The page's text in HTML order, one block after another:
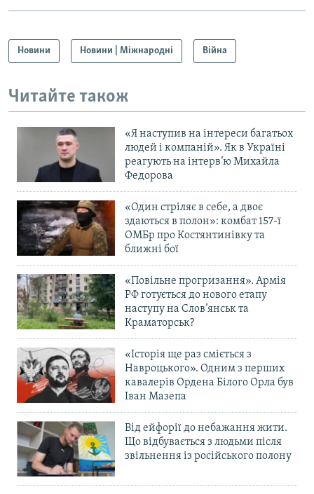
Новини Новини | Міжнародні Війна
Читайте також
«Я наступив на інтереси багатьох
людей і компаній». Як в Україні
реагують на інтерв’ю Михайла
Федорова
«Один стріляє в себе, а двоє
здаються в полон»: комбат 157-ї
ОМБр про Костянтинівку та
ближні бої
«Повільне прогризання». Армія
РФ готується до нового етапу
наступу на Слов’янськ та
Краматорськ?
«Історія ще раз сміється з
Навроцького». Одним з перших
кавалерів Ордена Білого Орла був
Іван Мазепа
Від ейфорії до небажання жити.
Що відбувається з людьми після
звільнення із російського полону